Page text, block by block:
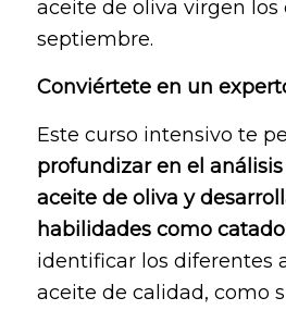
aceite de oliva virgen los
septiembre.
Conviértete en un
Este curso intensivo te
profundizar en el análisis
aceite de oliva y
habilidades como
identificar los diferentes
aceite de calidad, como